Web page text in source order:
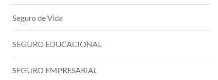
Seguro de Vida
SEGURO EDUCACIONAL
SEGURO EMPRESARIAL